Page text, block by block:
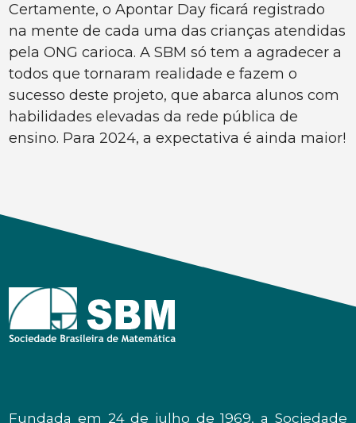
Certamente, o Apontar Day ficará registrado
na mente de cada uma das crianças atendidas
pela ONG carioca. A SBM só tem a agradecer a
todos que tornaram realidade e fazem o
sucesso deste projeto, que abarca alunos com
habilidades elevadas da rede pública de
ensino. Para 2024, a expectativa é ainda maior!
Fundada em 24 de julho de 1969, a Sociedade